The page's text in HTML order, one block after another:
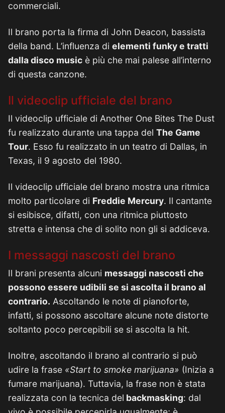
commerciali.
Il brano porta la firma di John Deacon, bassista
della band. L’influenza di elementi funky e tratti
dalla disco music è più che mai palese all’interno
di questa canzone.
Il videoclip ufficiale del brano
Il videoclip ufficiale di Another One Bites The Dust
fu realizzato durante una tappa del The Game
Tour. Esso fu realizzato in un teatro di Dallas, in
Texas, il 9 agosto del 1980.
Il videoclip ufficiale del brano mostra una ritmica
molto particolare di Freddie Mercury. Il cantante
si esibisce, difatti, con una ritmica piuttosto
stretta e intensa che di solito non gli si addiceva.
I messaggi nascosti del brano
Il brani presenta alcuni messaggi nascosti che
possono essere udibili se si ascolta il brano al
contrario. Ascoltando le note di pianoforte,
infatti, si possono ascoltare alcune note distorte
soltanto poco percepibili se si ascolta la hit.
Inoltre, ascoltando il brano al contrario si può
udire la frase «Start to smoke marijuana» (Inizia a
fumare marijuana). Tuttavia, la frase non è stata
realizzata con la tecnica del backmasking: dal